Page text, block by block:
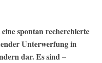
spontan recherchierte
Unterwerfung in
dar. Es sind –